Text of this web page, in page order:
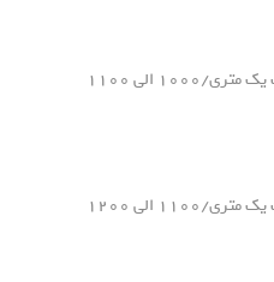
✳️ یونولیت تیرچه کرومیت یک متری/۱۰۰۰ الی ۱۱۰۰
✳️ یونولیت تیرچه کرومیت یک متری/۱۱۰۰ الی ۱۲۰۰